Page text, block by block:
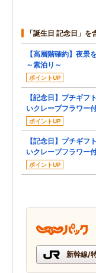
「誕生日 記念日」
【高層階確約】夜景
～素泊り～
ポイントUP
【記念日】プチギ
いクレープフラワー
ポイントUP
【記念日】プチギ
いクレープフラワー
ポイントUP
新幹線/